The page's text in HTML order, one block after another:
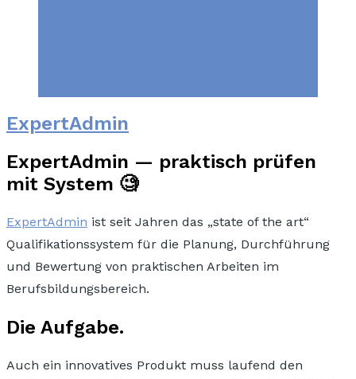
ExpertAdmin
ExpertAdmin — praktisch prüfen
mit System 🧐
ExpertAdmin ist seit Jahren das „state of the art“
Qualifikationssystem für die Planung, Durchführung
und Bewertung von praktischen Arbeiten im
Berufsbildungsbereich.
Die Aufgabe.
Auch ein innovatives Produkt muss laufend den